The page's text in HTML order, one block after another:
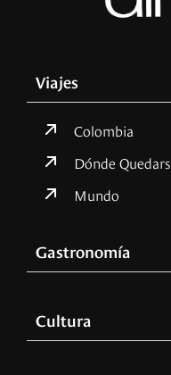
Viajes
Colombia
Dónde
Mundo
Gastronomía
Cultura